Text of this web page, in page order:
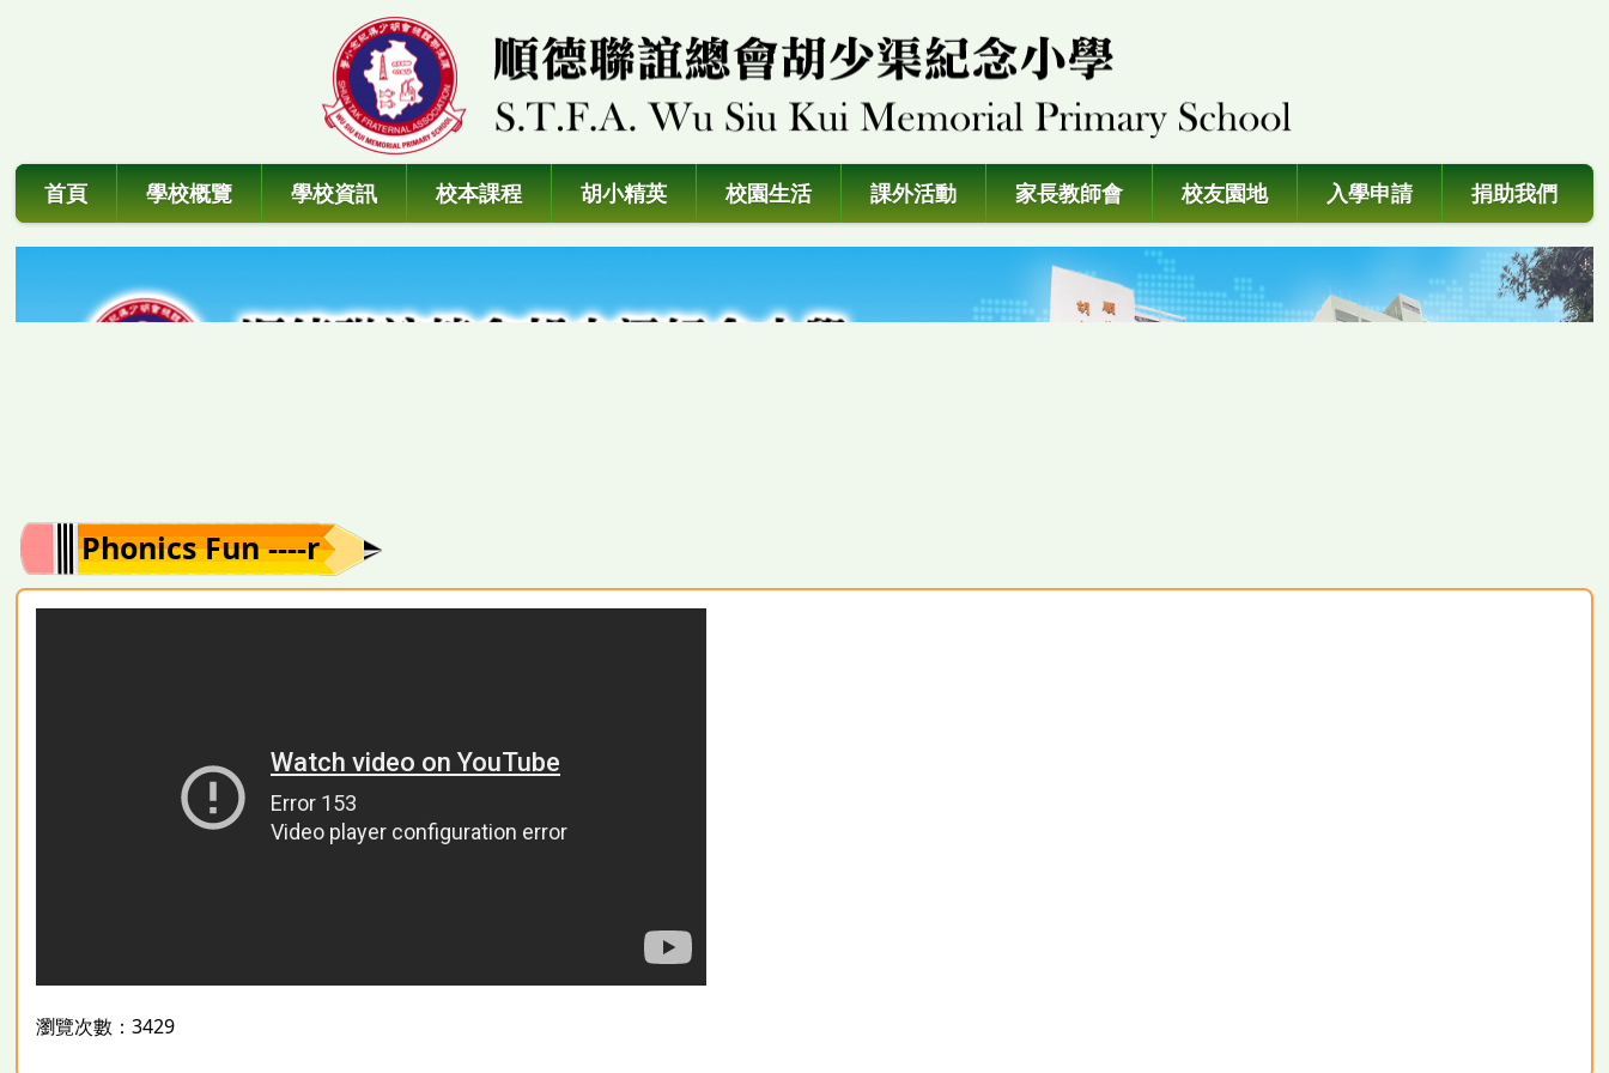
首頁 學校概覽 學校資訊 校本課程 胡小精英 校園生活 課外活動 家長教師會 校友園地 入學申請 捐助我們
Phonics Fun ----r
瀏覽次數：3429